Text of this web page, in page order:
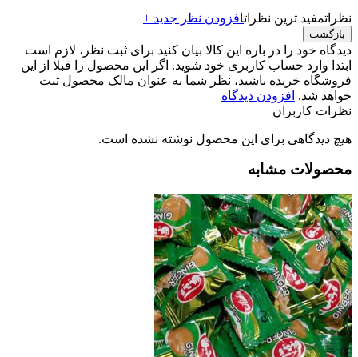
نظراتمفید ترین نظراتافزودن نظر جدید +
بازگشت
دیدگاه خود را در باره این کالا بیان کنید برای ثبت نظر، لازم است
ابتدا وارد حساب کاربری خود شوید. اگر این محصول را قبلا از این
فروشگاه خریده باشید، نظر شما به عنوان مالک محصول ثبت
خواهد شد. افزودن دیدگاه
نظرات کاربران
هیچ دیدگاهی برای این محصول نوشته نشده است.
محصولات مشابه